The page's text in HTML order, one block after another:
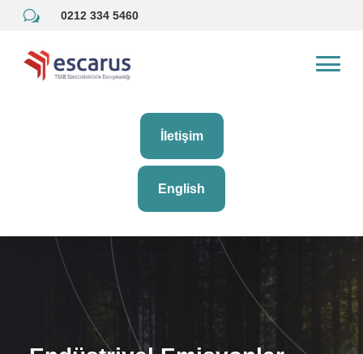
w 0212 334 5460
İletişim
English